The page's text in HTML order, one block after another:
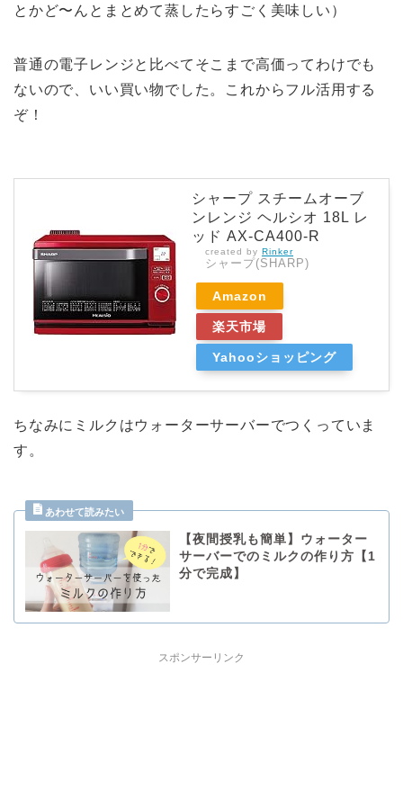
とかど〜んとまとめて蒸したらすごく美味しい）
普通の電子レンジと比べてそこまで高価ってわけでも
ないので、いい買い物でした。これからフル活用する
ぞ！
シャープ スチームオーブ
ンレンジ ヘルシオ 18L レ
ッド AX-CA400-R
created by Rinker
シャープ(SHARP)
Amazon
楽天市場
Yahooショッピング
ちなみにミルクはウォーターサーバーでつくっていま
す。
【夜間授乳も簡単】ウォーター
サーバーでのミルクの作り方【1
分で完成】
スポンサーリンク